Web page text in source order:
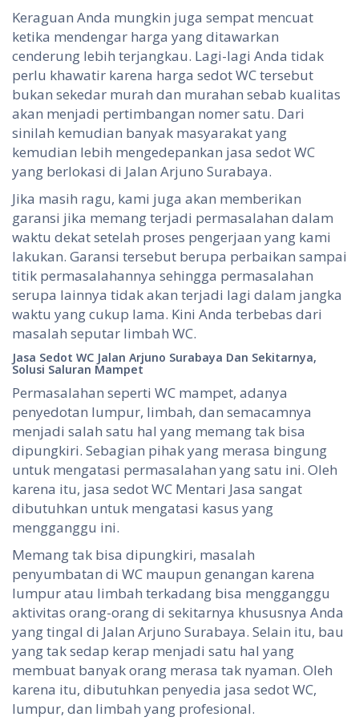
Keraguan Anda mungkin juga sempat mencuat
ketika mendengar harga yang ditawarkan
cenderung lebih terjangkau. Lagi-lagi Anda tidak
perlu khawatir karena harga sedot WC tersebut
bukan sekedar murah dan murahan sebab kualitas
akan menjadi pertimbangan nomer satu. Dari
sinilah kemudian banyak masyarakat yang
kemudian lebih mengedepankan jasa sedot WC
yang berlokasi di Jalan Arjuno Surabaya.
Jika masih ragu, kami juga akan memberikan
garansi jika memang terjadi permasalahan dalam
waktu dekat setelah proses pengerjaan yang kami
lakukan. Garansi tersebut berupa perbaikan sampai
titik permasalahannya sehingga permasalahan
serupa lainnya tidak akan terjadi lagi dalam jangka
waktu yang cukup lama. Kini Anda terbebas dari
masalah seputar limbah WC.
Jasa Sedot WC Jalan Arjuno Surabaya Dan Sekitarnya,
Solusi Saluran Mampet
Permasalahan seperti WC mampet, adanya
penyedotan lumpur, limbah, dan semacamnya
menjadi salah satu hal yang memang tak bisa
dipungkiri. Sebagian pihak yang merasa bingung
untuk mengatasi permasalahan yang satu ini. Oleh
karena itu, jasa sedot WC Mentari Jasa sangat
dibutuhkan untuk mengatasi kasus yang
mengganggu ini.
Memang tak bisa dipungkiri, masalah
penyumbatan di WC maupun genangan karena
lumpur atau limbah terkadang bisa mengganggu
aktivitas orang-orang di sekitarnya khususnya Anda
yang tingal di Jalan Arjuno Surabaya. Selain itu, bau
yang tak sedap kerap menjadi satu hal yang
membuat banyak orang merasa tak nyaman. Oleh
karena itu, dibutuhkan penyedia jasa sedot WC,
lumpur, dan limbah yang profesional.